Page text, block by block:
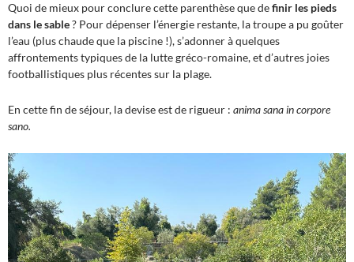
Quoi de mieux pour conclure cette parenthèse que definir les pieds
dans le sable? Pour dépenser l’énergie restante, la troupe a pu goûter
l’eau (plus chaude que la piscine !), s’adonner à quelques
affrontements typiques de la lutte gréco-romaine, et d’autres joies
footballistiques plus récentes sur la plage.
En cette fin de séjour, la devise est de rigueur : anima sana in corpore
sano.